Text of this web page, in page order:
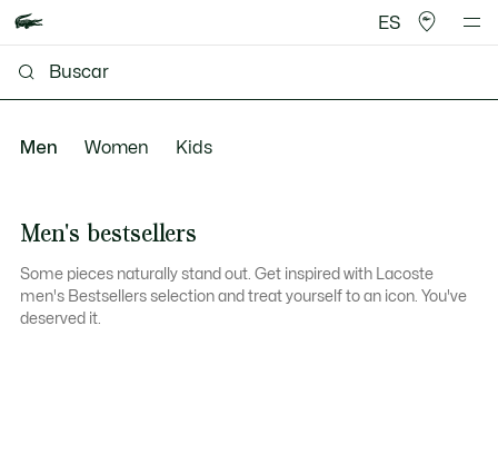
ES
Men Women Kids
Men's bestsellers
Some pieces naturally stand out. Get inspired with Lacoste
men's Bestsellers selection and treat yourself to an icon. You've
deserved it.